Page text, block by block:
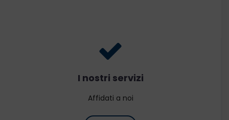
I nostri servizi
Affidati a noi